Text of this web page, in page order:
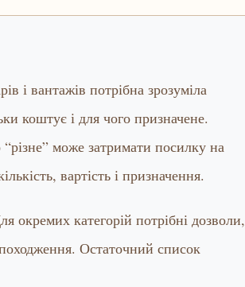
і вантажів потрібна зрозуміла
коштує і для чого призначене.
може затримати посилку на
вартість і призначення.
окремих категорій потрібні дозволи,
Остаточний список